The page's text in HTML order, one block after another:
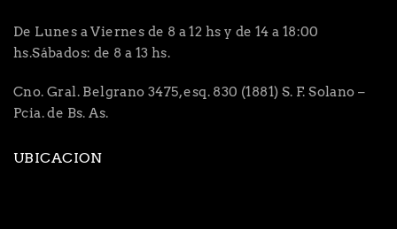
De Lunes a Viernes de 8 a 12 hs y de 14 a 18:00
hs.Sábados: de 8 a 13 hs.
Cno. Gral. Belgrano 3475, esq. 830 (1881) S. F. Solano –
Pcia. de Bs. As.
UBICACION